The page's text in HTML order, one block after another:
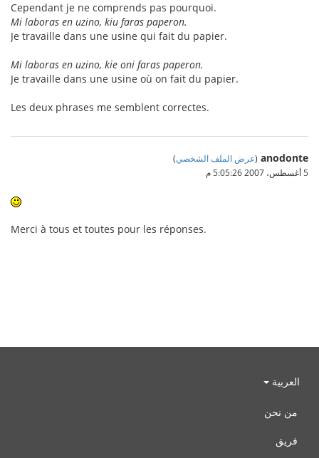
Cependant je ne comprends pas pourquoi.
Mi laboras en uzino, kiu faras paperon.
Je travaille dans une usine qui fait du papier.
Mi laboras en uzino, kie oni faras paperon.
Je travaille dans une usine où on fait du papier.
Les deux phrases me semblent correctes.
anodonte
(عرض الملف الشخصي)
5 أغسطس، 2007 5:05:26 م
Merci à tous et toutes pour les réponses.
العربية
من نحن
فريق